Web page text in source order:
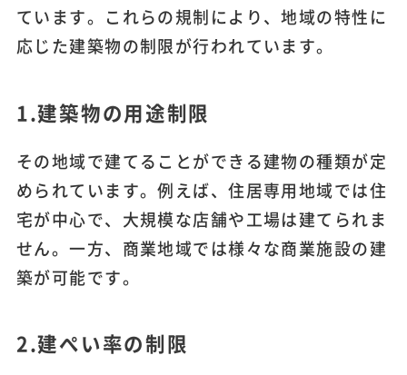
ています。これらの規制により、地域の特性に
応じた建築物の制限が行われています。
1.建築物の用途制限
その地域で建てることができる建物の種類が定
められています。例えば、住居専用地域では住
宅が中心で、大規模な店舗や工場は建てられま
せん。一方、商業地域では様々な商業施設の建
築が可能です。
2.建ぺい率の制限